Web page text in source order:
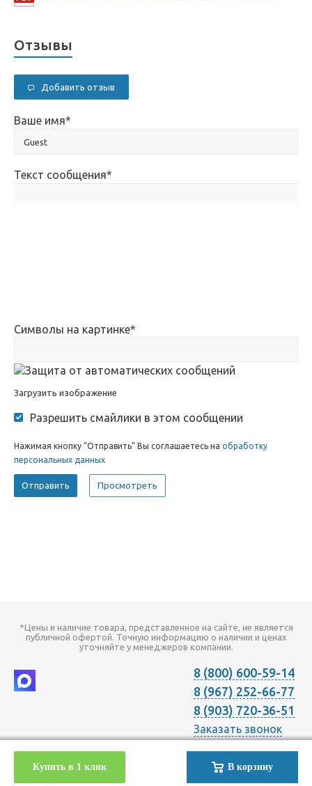
В корзину
Купить в 1 клик
Отзывы
Добавить отзыв
Ваше имя*
Текст сообщения*
Символы на картинке*
Загрузить изображение
Разрешить смайлики в этом сообщении
Нажимая кнопку "Отправить" Вы соглашаетесь на обработку
персональных данных
*Цены и наличие товара, представленное на сайте, не является
публичной офертой. Точную информацию о наличии и ценах
уточняйте у менеджеров компании.
8 (800) 600-59-14
8 (967) 252-66-77
8 (903) 720-36-51
Заказать звонок
2026 © Компания "Онлайн Климат" продажа оборудования для
Отопления Вентиляции Кондиционирования в Москве с